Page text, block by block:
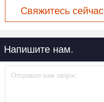
Свяжитесь сейчас
Напишите нам.